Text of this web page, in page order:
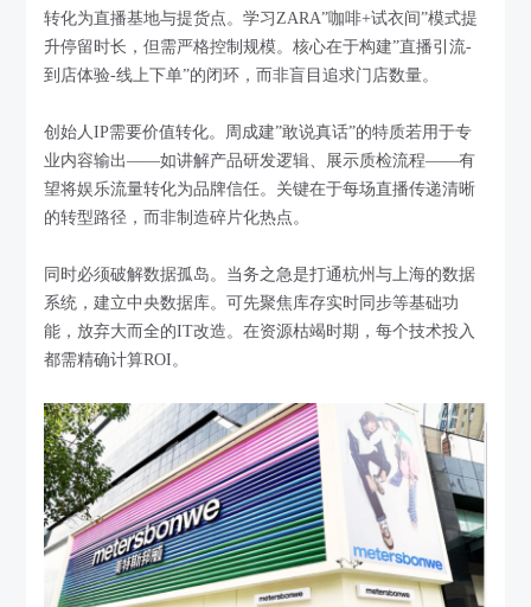
转化为直播基地与提货点。学习ZARA”咖啡+试衣间”模式提
升停留时长，但需严格控制规模。核心在于构建”直播引流-
到店体验-线上下单”的闭环，而非盲目追求门店数量。
创始人IP需要价值转化。周成建”敢说真话”的特质若用于专
业内容输出——如讲解产品研发逻辑、展示质检流程——有
望将娱乐流量转化为品牌信任。关键在于每场直播传递清晰
的转型路径，而非制造碎片化热点。
同时必须破解数据孤岛。当务之急是打通杭州与上海的数据
系统，建立中央数据库。可先聚焦库存实时同步等基础功
能，放弃大而全的IT改造。在资源枯竭时期，每个技术投入
都需精确计算ROI。